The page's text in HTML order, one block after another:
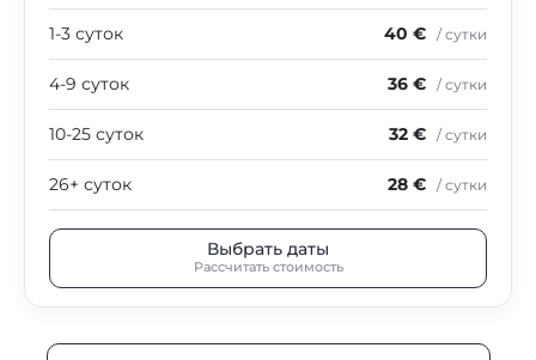
1-3 суток 40 € / сутки
4-9 суток 36 € / сутки
10-25 суток 32 € / сутки
26+ суток 28 € / сутки
Выбрать даты
Рассчитать стоимость